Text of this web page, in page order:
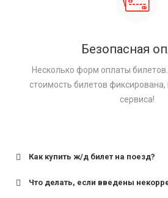
Безопасная
Несколько форм оплаты
стоимость билетов
сервиса!
Как купить ж/д билет на поезд?
Что делать, если введены